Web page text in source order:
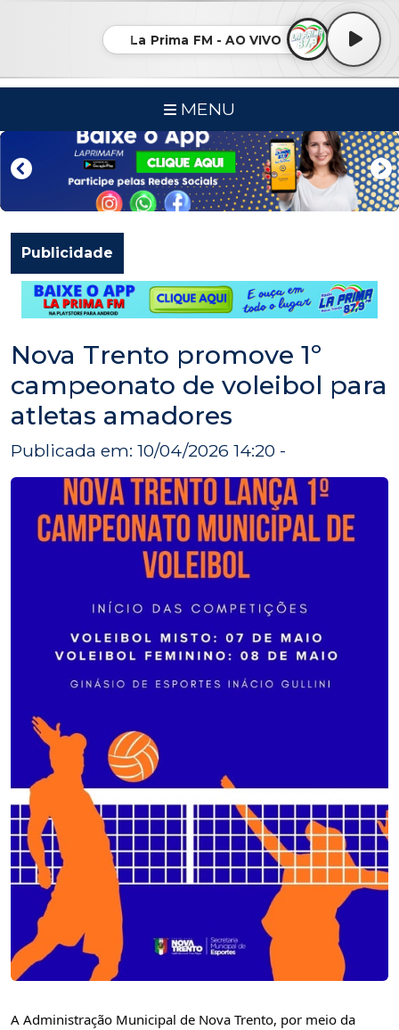
La Prima FM - AO VIVO
MENU
Publicidade
Nova Trento promove 1º
campeonato de voleibol para
atletas amadores
Publicada em: 10/04/2026 14:20 -
A Administração Municipal de Nova Trento, por meio da